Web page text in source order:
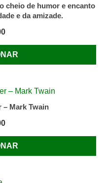
cheio de humor e encanto
e da amizade.
– Mark Twain